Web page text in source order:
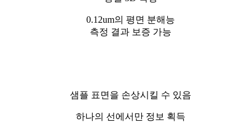
0.12um의 평면 분해능
측정 결과 보증 가능
샘플 표면을 손상시킬 수 있음
하나의 선에서만 정보 획득